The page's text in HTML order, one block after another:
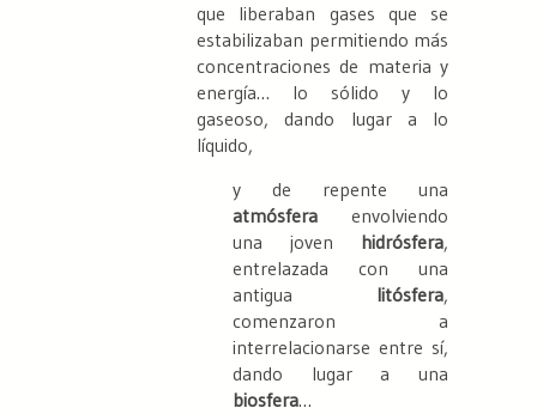
que liberaban gases que se
estabilizaban permitiendo más
concentraciones de materia y
energía… lo sólido y lo
gaseoso, dando lugar a lo
líquido,
y de repente una
atmósfera envolviendo
una joven hidrósfera,
entrelazada con una
antigua litósfera,
comenzaron a
interrelacionarse entre sí,
dando lugar a una
biosfera…